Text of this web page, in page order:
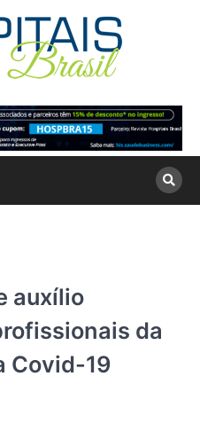
auxílio
da
Covid-19